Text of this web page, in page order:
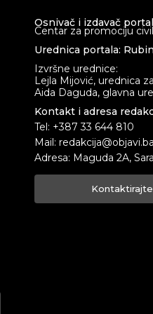
Osnivač i izdavač
Centar za promociju
Urednica portala:
Izvršne urednice:
Lejla Mijović, urednica
Aida Daguda, glavna
Kontakt i adresa
Tel: +387 33 644 810
Mail: redakcija@objavi.ba
Adresa: Maguda 2A,